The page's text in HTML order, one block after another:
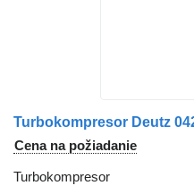
Turbokompresor Deutz
Cena na požiadanie
Turbokompresor